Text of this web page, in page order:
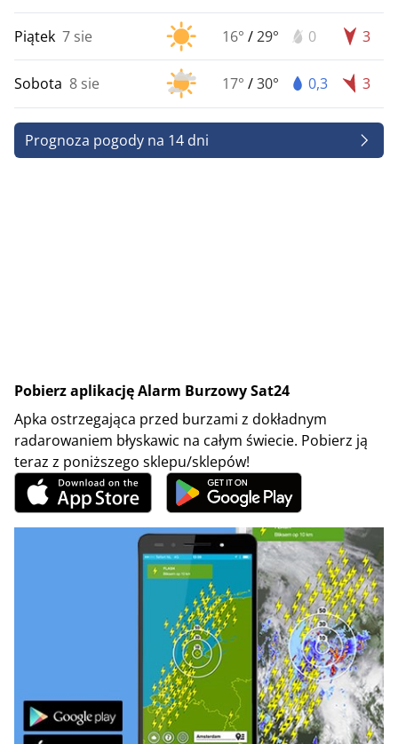
Piątek 7 sie 16° /29° 0 3
Sobota 8 sie 17° /30° 0,3 3
Prognoza pogody na 14 dni
Pobierz aplikację Alarm Burzowy Sat24
Apka ostrzegająca przed burzami z dokładnym
radarowaniem błyskawic na całym świecie. Pobierz ją
teraz z poniższego sklepu/sklepów!